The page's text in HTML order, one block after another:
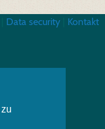
Data security Kontakt